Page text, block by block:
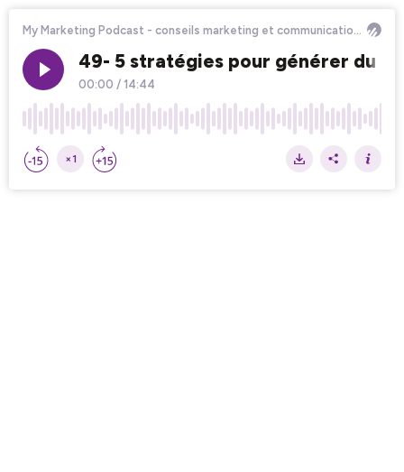
My Marketing Podcast - conseils marketing et communication, stratégie marketing, offre, growth marketing, conseils pour vendre
49- 5 stratégies pour générer du
00:00 / 14:44
×1